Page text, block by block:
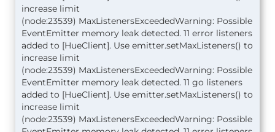
increase limit
(node:23539) MaxListenersExceededWarning: Possible
EventEmitter memory leak detected. 11 error listeners
added to [HueClient]. Use emitter.setMaxListeners() to
increase limit
(node:23539) MaxListenersExceededWarning: Possible
EventEmitter memory leak detected. 11 go listeners
added to [HueClient]. Use emitter.setMaxListeners() to
increase limit
(node:23539) MaxListenersExceededWarning: Possible